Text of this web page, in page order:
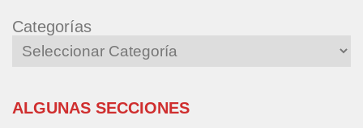
Categorías
ALGUNAS SECCIONES